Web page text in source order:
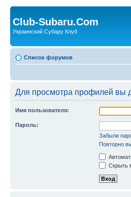
Club-Subaru.Com
Украинский Субару Клуб
Список форумов
Для просмотра профилей вы
Имя пользователя:
Пароль:
Забыли
Повторно
Скрыть